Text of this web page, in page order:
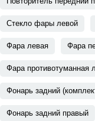
Стекло фары левой
Фара левая Фара
Фара противотуманная
Фонарь задний
Фонарь задний правый